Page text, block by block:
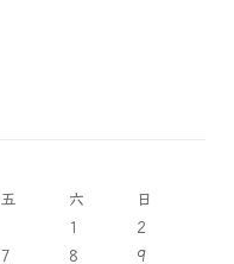
五 六
日
1
2
7 8 9